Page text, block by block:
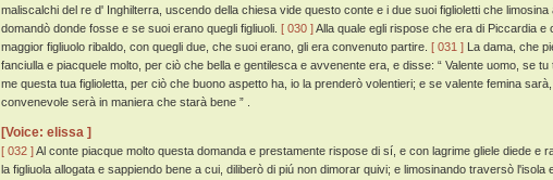
maliscalchi del re d' Inghilterra, uscendo della chiesa vide questo conte e i due suoi figlioletti che limosina
domandò donde fosse e se suoi erano quegli figliuoli. [ 030 ]Alla quale egli rispose che era di Piccardia e
maggior figliuolo ribaldo, con quegli due, che suoi erano, gli era convenuto partire. [ 031 ] La dama, che
fanciulla e piacquele molto, per ciò che bella e gentilesca e avvenente era, e disse: “ Valente uomo, se
me questa tua figlioletta, per ciò che buono aspetto ha, io la prenderò volentieri; e se valente femina
convenevole serà in maniera che starà bene ” .
[Voice: elissa ]
[ 032 ]Al conte piacque molto questa domanda e prestamente rispose di sí, e con lagrime gliele diede e
la figliuola allogata e sappiendo bene a cui, diliberò di piú non dimorar quivi; e limosinando traversò l'isola